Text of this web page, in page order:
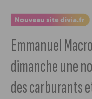
Emmanuel
dimanche une
des carburants